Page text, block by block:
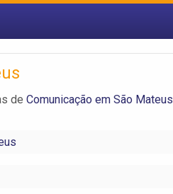
de Comunicação em São Mateus